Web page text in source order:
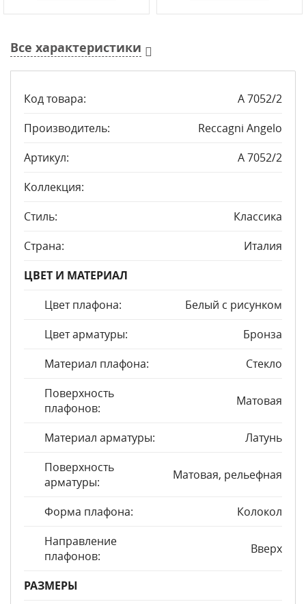
Все характеристики
Код товара:
A 7052/2
Производитель:
Reccagni Angelo
Артикул:
A 7052/2
Коллекция:
Стиль:
Классика
Страна:
Италия
ЦВЕТ И МАТЕРИАЛ
Цвет плафона:
Белый с рисунком
Цвет арматуры:
Бронза
Материал плафона:
Стекло
Поверхность
плафонов:
Матовая
Материал арматуры:
Латунь
Поверхность
арматуры:
Матовая, рельефная
Форма плафона:
Колокол
Направление
плафонов:
Вверх
РАЗМЕРЫ